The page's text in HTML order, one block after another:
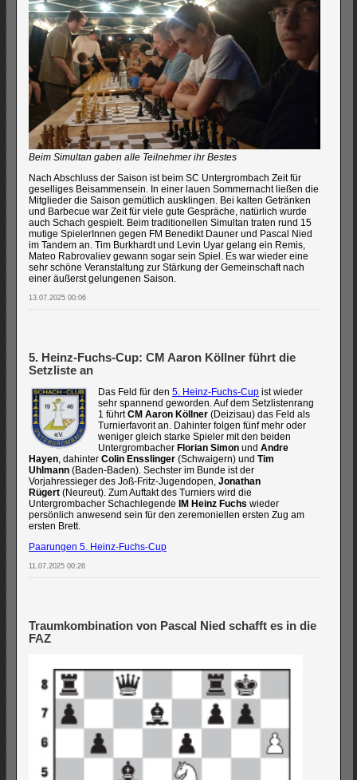
Beim Simultan gaben alle Teilnehmer ihr Bestes
Nach Abschluss der Saison ist beim SC Untergrombach Zeit für
geselliges Beisammensein. In einer lauen Sommernacht ließen die
Mitglieder die Saison gemütlich ausklingen. Bei kalten Getränken
und Barbecue war Zeit für viele gute Gespräche, natürlich wurde
auch Schach gespielt. Beim traditionellen Simultan traten rund 15
mutige SpielerInnen gegen FM Benedikt Dauner und Pascal Nied
im Tandem an. Tim Burkhardt und Levin Uyar gelang ein Remis,
Mateo Rabrovaliev gewann sogar sein Spiel. Es war wieder eine
sehr schöne Veranstaltung zur Stärkung der Gemeinschaft nach
einer äußerst gelungenen Saison.
13.07.2025 00:06
5. Heinz-Fuchs-Cup: CM Aaron Köllner führt die
Setzliste an
Das Feld für den 5. Heinz-Fuchs-Cup ist wieder
sehr spannend geworden. Auf dem Setzlistenrang
1 führtCM Aaron Köllner (Deizisau) das Feld als
Turnierfavorit an. Dahinter folgen fünf mehr oder
weniger gleich starke Spieler mit den beiden
Untergrombacher Florian Simon und Andre
Hayen , dahinter Colin Ensslinger (Schwaigern) und Tim
Uhlmann (Baden-Baden). Sechster im Bunde ist der
Vorjahressieger des Joß-Fritz-Jugendopen, Jonathan
Rügert (Neureut). Zum Auftakt des Turniers wird die
Untergrombacher Schachlegende IM Heinz Fuchs wieder
persönlich anwesend sein für den zeremoniellen ersten Zug am
ersten Brett.
Paarungen 5. Heinz-Fuchs-Cup
11.07.2025 00:26
Traumkombination von Pascal Nied schafft es in die
FAZ